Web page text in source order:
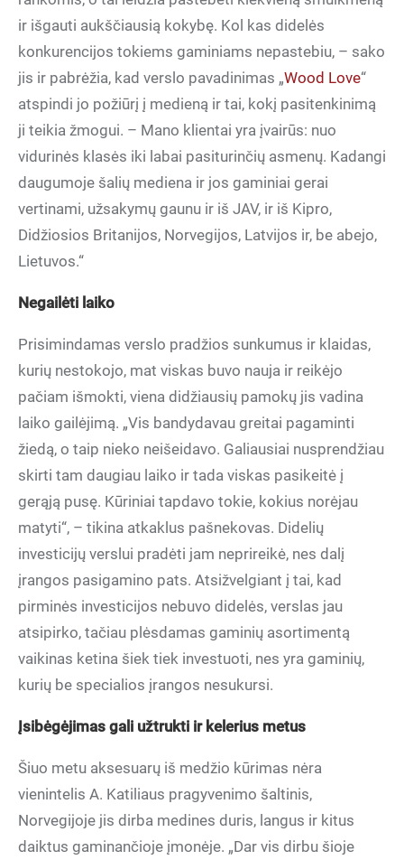
ir išgauti aukščiausią kokybę. Kol kas didelės
konkurencijos tokiems gaminiams nepastebiu, – sako
jis ir pabrėžia, kad verslo pavadinimas „Wood Love“
atspindi jo požiūrį į medieną ir tai, kokį pasitenkinimą
ji teikia žmogui. – Mano klientai yra įvairūs: nuo
vidurinės klasės iki labai pasiturinčių asmenų. Kadangi
daugumoje šalių mediena ir jos gaminiai gerai
vertinami, užsakymų gaunu ir iš JAV, ir iš Kipro,
Didžiosios Britanijos, Norvegijos, Latvijos ir, be abejo,
Lietuvos.“
Negailėti laiko
Prisimindamas verslo pradžios sunkumus ir klaidas,
kurių nestokojo, mat viskas buvo nauja ir reikėjo
pačiam išmokti, viena didžiausių pamokų jis vadina
laiko gailėjimą. „Vis bandydavau greitai pagaminti
žiedą, o taip nieko neišeidavo. Galiausiai nusprendžiau
skirti tam daugiau laiko ir tada viskas pasikeitė į
gerąją pusę. Kūriniai tapdavo tokie, kokius norėjau
matyti“, – tikina atkaklus pašnekovas. Didelių
investicijų verslui pradėti jam neprireikė, nes dalį
įrangos pasigamino pats. Atsižvelgiant į tai, kad
pirminės investicijos nebuvo didelės, verslas jau
atsipirko, tačiau plėsdamas gaminių asortimentą
vaikinas ketina šiek tiek investuoti, nes yra gaminių,
kurių be specialios įrangos nesukursi.
Įsibėgėjimas gali užtrukti ir kelerius metus
Šiuo metu aksesuarų iš medžio kūrimas nėra
vienintelis A. Katiliaus pragyvenimo šaltinis,
Norvegijoje jis dirba medines duris, langus ir kitus
daiktus gaminančioje įmonėje. „Dar vis dirbu šioje